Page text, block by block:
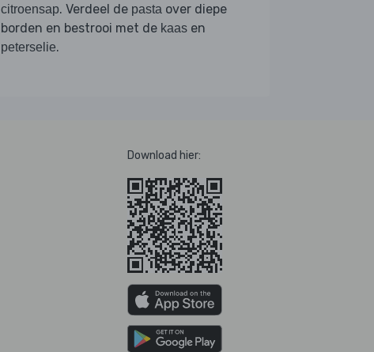
citroensap. Verdeel de pasta over diepe
borden en bestrooi met de kaas en
peterselie.
Download hier: